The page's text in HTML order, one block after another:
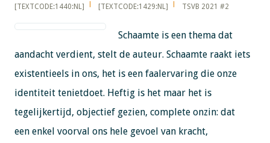
[TEXTCODE:1440:NL] [TEXTCODE:1429:NL] TSVB 2021 #2
Schaamte is een thema dat
aandacht verdient, stelt de auteur. Schaamte raakt iets
existentieels in ons, het is een faalervaring die onze
identiteit tenietdoet. Heftig is het maar het is
tegelijkertijd, objectief gezien, complete onzin: dat
een enkel voorval ons hele gevoel van kracht,